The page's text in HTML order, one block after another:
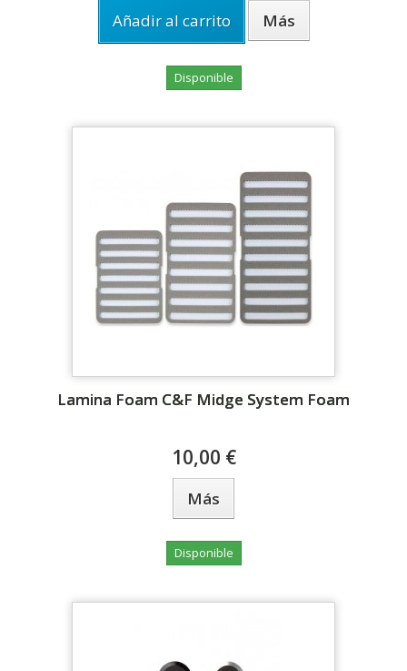
Añadir al carrito Más
Disponible
Lamina Foam C&F Midge System Foam
10,00 €
Más
Disponible